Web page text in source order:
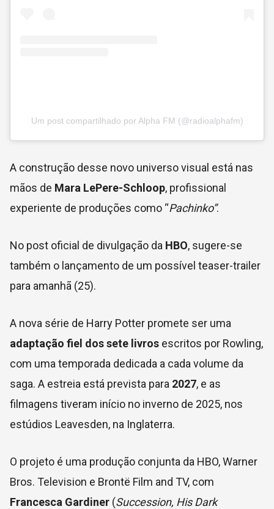
Um post compartilhado por Alpha FM (@radioalphafm)
A construção desse novo universo visual está nas
mãos de Mara LePere-Schloop, profissional
experiente de produções como “Pachinko”.
No post oficial de divulgação da HBO, sugere-se
também o lançamento de um possível teaser-trailer
para amanhã (25).
A nova série de Harry Potter promete ser uma
adaptação fiel dos sete livros escritos por Rowling,
com uma temporada dedicada a cada volume da
saga. A estreia está prevista para 2027, e as
filmagens tiveram início no inverno de 2025, nos
estúdios Leavesden, na Inglaterra.
O projeto é uma produção conjunta da HBO, Warner
Bros. Television e Brontë Film and TV, com
Francesca Gardiner (Succession, His Dark